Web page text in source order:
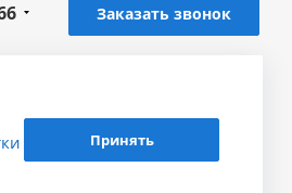
Заказать звонок
в Москве, 143420,
Красногорский район, 4
строение 8 (Музей
Принять